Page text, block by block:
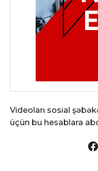
Videoları sosial
üçün bu hesablara
Facebook